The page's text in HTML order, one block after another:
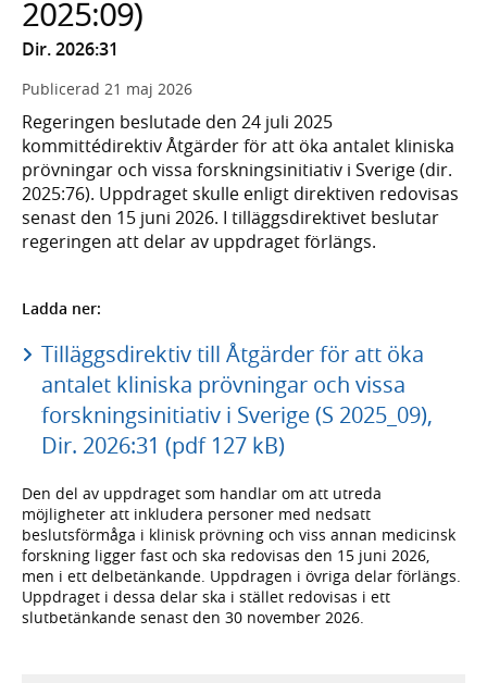
2025:09)
Dir. 2026:31
Publicerad 21 maj 2026
Regeringen beslutade den 24 juli 2025
kommittédirektiv Åtgärder för att öka antalet kliniska
prövningar och vissa forskningsinitiativ i Sverige (dir.
2025:76). Uppdraget skulle enligt direktiven redovisas
senast den 15 juni 2026. I tilläggsdirektivet beslutar
regeringen att delar av uppdraget förlängs.
Ladda ner:
Tilläggsdirektiv till Åtgärder för att öka
antalet kliniska prövningar och vissa
forskningsinitiativ i Sverige (S 2025_09),
Dir. 2026:31 (pdf 127 kB)
Den del av uppdraget som handlar om att utreda
möjligheter att inkludera personer med nedsatt
beslutsförmåga i klinisk prövning och viss annan medicinsk
forskning ligger fast och ska redovisas den 15 juni 2026,
men i ett delbetänkande. Uppdragen i övriga delar förlängs.
Uppdraget i dessa delar ska i stället redovisas i ett
slutbetänkande senast den 30 november 2026.